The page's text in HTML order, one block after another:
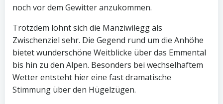
noch vor dem Gewitter anzukommen.
Trotzdem lohnt sich die Mänziwilegg als
Zwischenziel sehr. Die Gegend rund um die Anhöhe
bietet wunderschöne Weitblicke über das Emmental
bis hin zu den Alpen. Besonders bei wechselhaftem
Wetter entsteht hier eine fast dramatische
Stimmung über den Hügelzügen.